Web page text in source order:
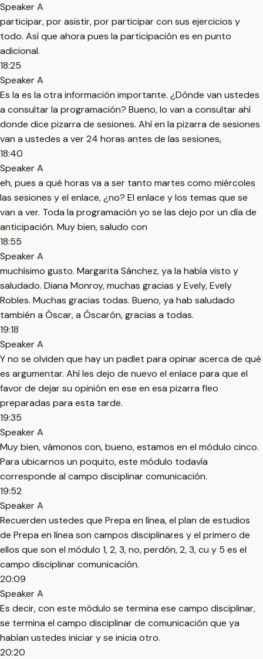
Speaker A
participar, por asistir, por participar con sus ejercicios y
todo. Así que ahora pues la participación es en punto
adicional.
18:25
Speaker A
Es la es la otra información importante. ¿Dónde van ustedes
a consultar la programación? Bueno, lo van a consultar ahí
donde dice pizarra de sesiones. Ahí en la pizarra de sesiones
van a ustedes a ver 24 horas antes de las sesiones,
18:40
Speaker A
eh, pues a qué horas va a ser tanto martes como miércoles
las sesiones y el enlace, ¿no? El enlace y los temas que se
van a ver. Toda la programación yo se las dejo por un día de
anticipación. Muy bien, saludo con
18:55
Speaker A
muchísimo gusto. Margarita Sánchez, ya la había visto y
saludado. Diana Monroy, muchas gracias y Evely, Evely
Robles. Muchas gracias todas. Bueno, ya hab saludado
también a Óscar, a Óscarón, gracias a todas.
19:18
Speaker A
Y no se olviden que hay un padlet para opinar acerca de qué
es argumentar. Ahí les dejo de nuevo el enlace para que el
favor de dejar su opinión en ese en esa pizarra fleo
preparadas para esta tarde.
19:35
Speaker A
Muy bien, vámonos con, bueno, estamos en el módulo cinco.
Para ubicarnos un poquito, este módulo todavía
corresponde al campo disciplinar comunicación.
19:52
Speaker A
Recuerden ustedes que Prepa en línea, el plan de estudios
de Prepa en línea son campos disciplinares y el primero de
ellos que son el módulo 1, 2, 3, no, perdón, 2, 3, cu y 5 es el
campo disciplinar comunicación.
20:09
Speaker A
Es decir, con este módulo se termina ese campo disciplinar,
se termina el campo disciplinar de comunicación que ya
habían ustedes iniciar y se inicia otro.
20:20